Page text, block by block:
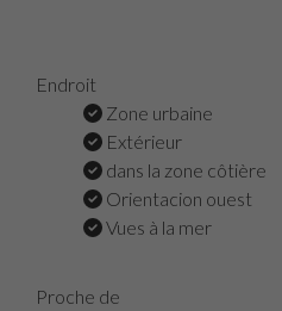
Endroit
Zone urbaine
Extérieur
dans la zone côtière
Orientacion ouest
Vues à la mer
Proche de